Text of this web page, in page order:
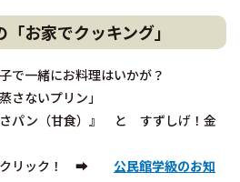
お家でクッキング」
で一緒にお料理はいかが？
ないプリン」
さパン（甘食）』 と すずしげ！金
リック！ ➡ 公民館学級のお知